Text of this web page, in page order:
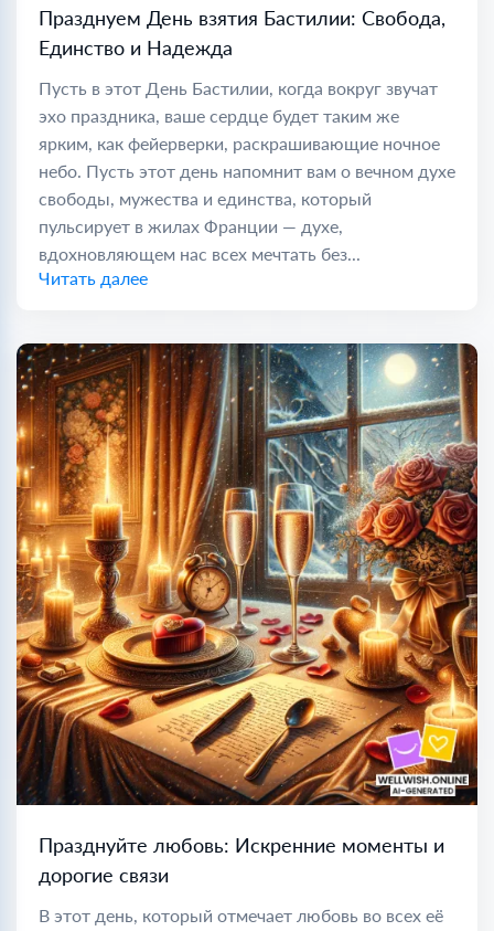
Празднуем День взятия Бастилии: Свобода,
Единство и Надежда
Пусть в этот День Бастилии, когда вокруг звучат
эхо праздника, ваше сердце будет таким же
ярким, как фейерверки, раскрашивающие ночное
небо. Пусть этот день напомнит вам о вечном духе
свободы, мужества и единства, который
пульсирует в жилах Франции — духе,
вдохновляющем нас всех мечтать без...
Читать далее
Празднуйте любовь: Искренние моменты и
дорогие связи
В этот день, который отмечает любовь во всех её